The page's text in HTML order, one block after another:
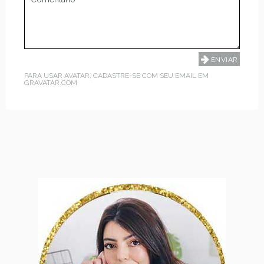
PARA USAR AVATAR, CADASTRE-SE COM SEU EMAIL EM
GRAVATAR.COM